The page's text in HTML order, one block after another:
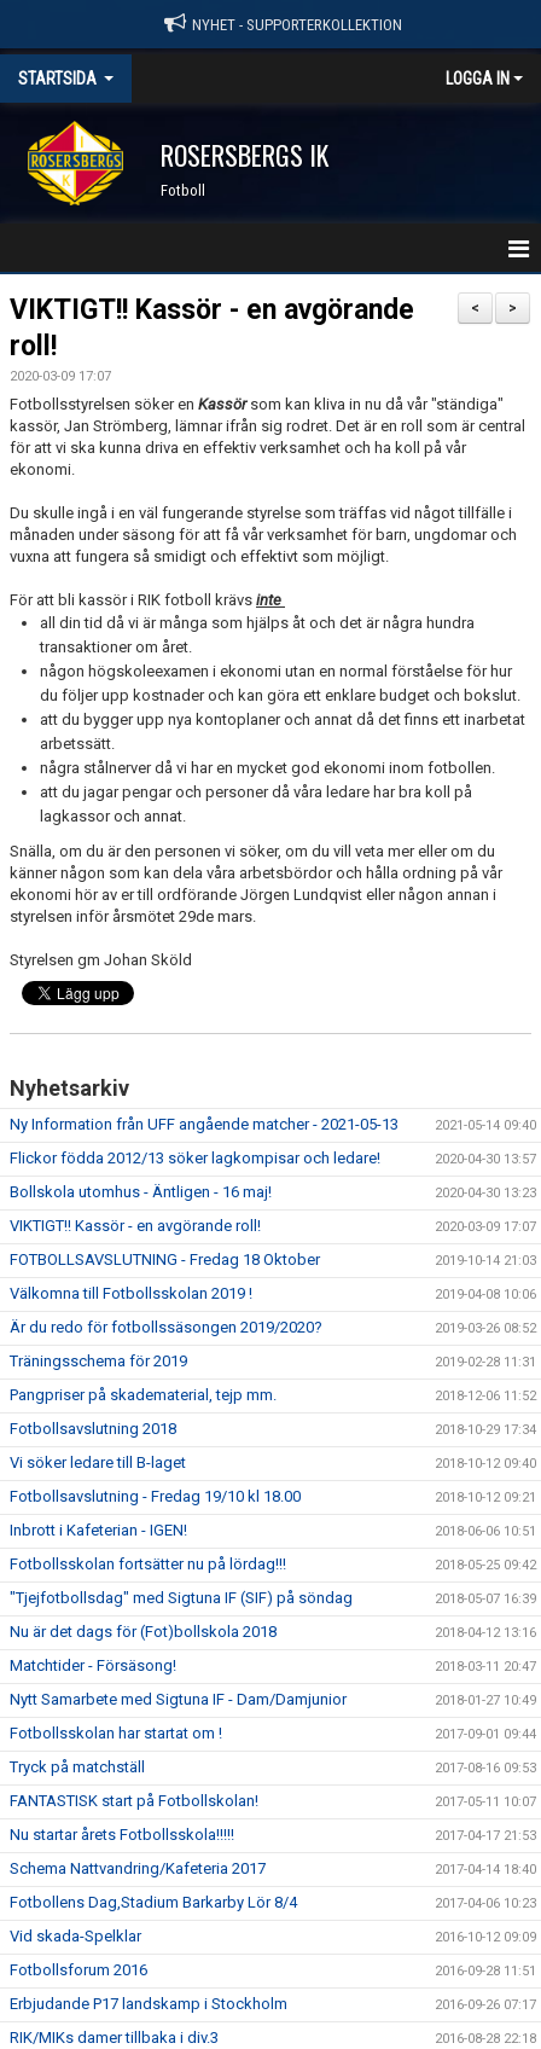
NYHET - SUPPORTERKOLLEKTION
STARTSIDA LOGGA IN
ROSERSBERGS IK
Fotboll
HEM
KALENDER
TRÄNINGSTIDER 2026
MATCHER
FOTBOLL - KONTAKTPERSONER
LEDARINFORMATION FOTBOLL
DOMARE
DOKUMENT
OM DU SKADAR DIG
>
<
VIKTIGT!! Kassör - en avgörande
roll!
2020-03-09 17:07
Fotbollsstyrelsen söker en Kassör som kan kliva in nu då vår "ständiga"
kassör, Jan Strömberg, lämnar ifrån sig rodret. Det är en roll som är central
för att vi ska kunna driva en effektiv verksamhet och ha koll på vår
ekonomi.
Du skulle ingå i en väl fungerande styrelse som träffas vid något tillfälle i
månaden under säsong för att få vår verksamhet för barn, ungdomar och
vuxna att fungera så smidigt och effektivt som möjligt.
För att bli kassör i RIK fotboll krävs inte
all din tid då vi är många som hjälps åt och det är några hundra
transaktioner om året.
någon högskoleexamen i ekonomi utan en normal förståelse för hur
du följer upp kostnader och kan göra ett enklare budget och bokslut.
att du bygger upp nya kontoplaner och annat då det finns ett inarbetat
arbetssätt.
några stålnerver då vi har en mycket god ekonomi inom fotbollen.
att du jagar pengar och personer då våra ledare har bra koll på
lagkassor och annat.
Snälla, om du är den personen vi söker, om du vill veta mer eller om du
känner någon som kan dela våra arbetsbördor och hålla ordning på vår
ekonomi hör av er till ordförande Jörgen Lundqvist eller någon annan i
styrelsen inför årsmötet 29de mars.
Styrelsen gm Johan Sköld
Nyhetsarkiv
Ny Information från UFF angående matcher - 2021-05-13 2021-05-14 09:40
Flickor födda 2012/13 söker lagkompisar och ledare! 2020-04-30 13:57
Bollskola utomhus - Äntligen - 16 maj! 2020-04-30 13:23
VIKTIGT!! Kassör - en avgörande roll! 2020-03-09 17:07
FOTBOLLSAVSLUTNING - Fredag 18 Oktober 2019-10-14 21:03
Välkomna till Fotbollsskolan 2019 ! 2019-04-08 10:06
Är du redo för fotbollssäsongen 2019/2020? 2019-03-26 08:52
Träningsschema för 2019 2019-02-28 11:31
Pangpriser på skadematerial, tejp mm. 2018-12-06 11:52
Fotbollsavslutning 2018 2018-10-29 17:34
Vi söker ledare till B-laget 2018-10-12 09:40
Fotbollsavslutning - Fredag 19/10 kl 18.00 2018-10-12 09:21
Inbrott i Kafeterian - IGEN! 2018-06-06 10:51
Fotbollsskolan fortsätter nu på lördag!!! 2018-05-25 09:42
"Tjejfotbollsdag" med Sigtuna IF (SIF) på söndag 2018-05-07 16:39
Nu är det dags för (Fot)bollskola 2018 2018-04-12 13:16
Matchtider - Försäsong! 2018-03-11 20:47
Nytt Samarbete med Sigtuna IF - Dam/Damjunior 2018-01-27 10:49
Fotbollsskolan har startat om ! 2017-09-01 09:44
Tryck på matchställ 2017-08-16 09:53
FANTASTISK start på Fotbollskolan! 2017-05-11 10:07
Nu startar årets Fotbollsskola!!!!! 2017-04-17 21:53
Schema Nattvandring/Kafeteria 2017 2017-04-14 18:40
Fotbollens Dag,Stadium Barkarby Lör 8/4 2017-04-06 10:23
Vid skada-Spelklar 2016-10-12 09:09
Fotbollsforum 2016 2016-09-28 11:51
Erbjudande P17 landskamp i Stockholm 2016-09-26 07:17
RIK/MIKs damer tillbaka i div.3 2016-08-28 22:18